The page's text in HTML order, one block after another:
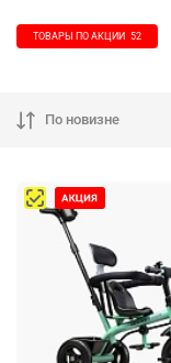
ТОВАРЫ ПО АКЦИИ 52
По новизне